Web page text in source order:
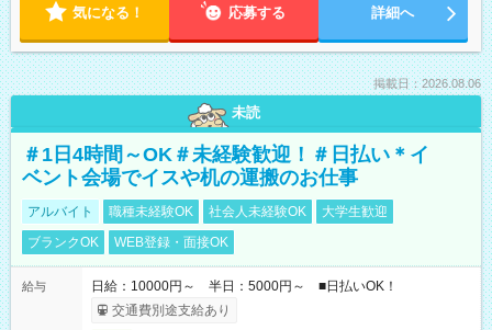
気になる！ 応募する 詳細へ
掲載日：2026.08.06
未読
＃1日4時間～OK＃未経験歓迎！＃日払い＊イ
ベント会場でイスや机の運搬のお仕事
アルバイト 職種未経験OK 社会人未経験OK
大学生歓迎
ブランクOK
WEB登録・面接OK
給与
日給：10000円～ 半日：5000円～ ■日払いOK！
交通費別途支給あり